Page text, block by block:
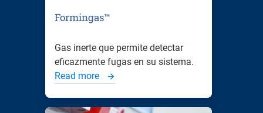
Formingas™
Gas inerte que permite detectar
eficazmente fugas en su sistema.
Read more